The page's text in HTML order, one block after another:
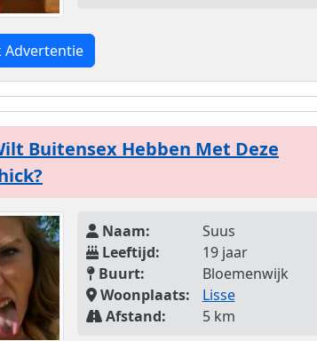
Advertentie
Buitensex Hebben Met Deze
Naam:
Suus
Leeftijd:
19 jaar
Buurt:
Bloemenwijk
Woonplaats:
Lisse
Afstand:
5 km